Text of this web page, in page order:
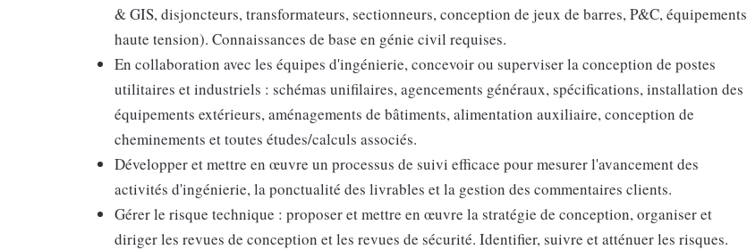
& GIS, disjoncteurs, transformateurs, sectionneurs, conception de jeux de barres, P&C, équipements
haute tension). Connaissances de base en génie civil requises.
En collaboration avec les équipes d'ingénierie, concevoir ou superviser la conception de postes
utilitaires et industriels : schémas unifilaires, agencements généraux, spécifications, installation des
équipements extérieurs, aménagements de bâtiments, alimentation auxiliaire, conception de
cheminements et toutes études/calculs associés.
Développer et mettre en œuvre un processus de suivi efficace pour mesurer l'avancement des
activités d'ingénierie, la ponctualité des livrables et la gestion des commentaires clients.
Gérer le risque technique : proposer et mettre en œuvre la stratégie de conception, organiser et
diriger les revues de conception et les revues de sécurité. Identifier, suivre et atténuer les risques.